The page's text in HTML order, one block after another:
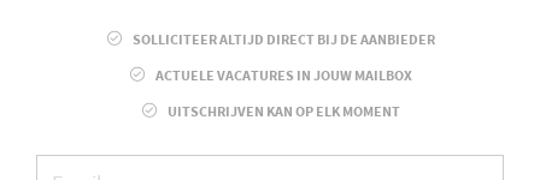
SOLLICITEER ALTIJD DIRECT BIJ DE AANBIEDER
ACTUELE VACATURES IN JOUW MAILBOX
UITSCHRIJVEN KAN OP ELK MOMENT